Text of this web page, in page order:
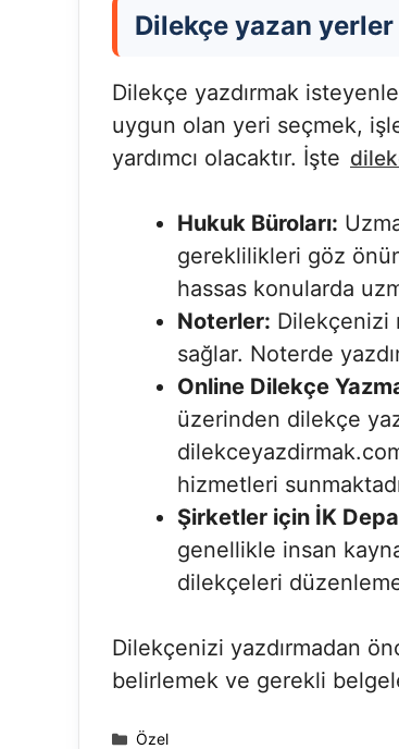
Dilekçe yazan yerler
Dilekçe yazdırmak
uygun olan yeri seçmek,
yardımcı olacaktır. İşte
Hukuk Büroları:
gereklilikleri göz
hassas konularda
Noterler: Dilekçenizi
sağlar. Noterde
Online Dilekçe
üzerinden dilekçe
hizmetleri
Şirketler için İK
genellikle insan
dilekçeleri
Dilekçenizi yazdırmadan
belirlemek ve gerekli
Kategoriler
Özel